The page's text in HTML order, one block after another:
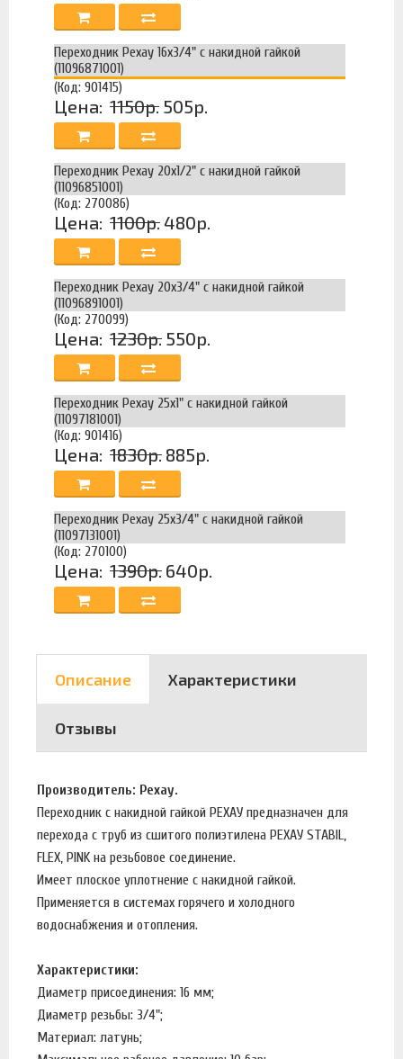
Переходник Рехау 16х3/4" с накидной гайкой
(11096871001)
(Код: 901415)
Цена: 1150р. 505р.
Переходник Рехау 20х1/2" с накидной гайкой
(11096851001)
(Код: 270086)
Цена: 1100р. 480р.
Переходник Рехау 20х3/4" с накидной гайкой
(11096891001)
(Код: 270099)
Цена: 1230р. 550р.
Переходник Рехау 25х1" с накидной гайкой
(11097181001)
(Код: 901416)
Цена: 1830р. 885р.
Переходник Рехау 25х3/4" с накидной гайкой
(11097131001)
(Код: 270100)
Цена: 1390р. 640р.
Описание Характеристики
Отзывы
Производитель: Рехау.
Переходник с накидной гайкой РЕХАУ предназначен для
перехода с труб из сшитого полиэтилена РЕХАУ STABIL,
FLEX, PINK на резьбовое соединение.
Имеет плоское уплотнение с накидной гайкой.
Применяется в системах горячего и холодного
водоснабжения и отопления.
Характеристики:
Диаметр присоединения: 16 мм;
Диаметр резьбы: 3/4";
Материал: латунь;